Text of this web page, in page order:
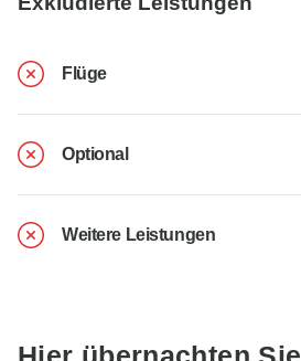
Flüge
Optional
Weitere Leistungen